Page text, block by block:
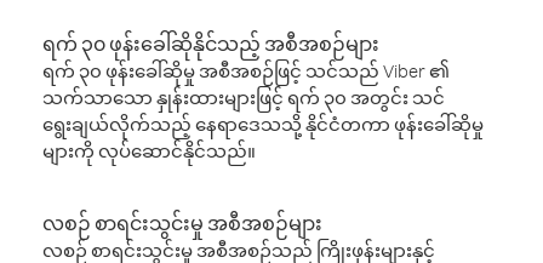
ရက် ၃၀ ဖုန်းခေါ်ဆိုနိုင်သည့် အစီအစဉ်များ
ရက် ၃၀ ဖုန်းခေါ်ဆိုမှု အစီအစဉ်ဖြင့် သင်သည် Viber ၏
သက်သာသော နှုန်းထားများဖြင့် ရက် ၃၀ အတွင်း သင်
ရွေးချယ်လိုက်သည့် နေရာဒေသသို့ နိုင်ငံတကာ ဖုန်းခေါ်ဆိုမှု
များကို လုပ်ဆောင်နိုင်သည်။
လစဉ် စာရင်းသွင်းမှု အစီအစဉ်များ
လစဉ် စာရင်းသွင်းမှု အစီအစဉ်သည် ကြိုးဖုန်းများနှင့်